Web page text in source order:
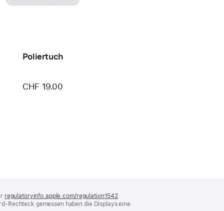
Poliertuch
CHF 19.00
regulatoryinfo.apple.com/regulation1542
ein
Rechteck gemessen haben die Displays eine